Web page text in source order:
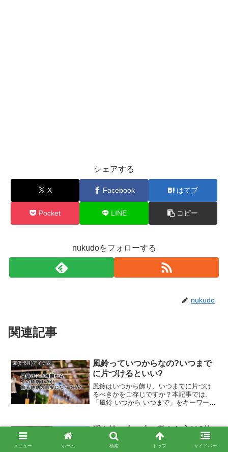
シェアする
X Facebook はてブ
Pocket LINE コピー
nukudoをフォローする
nukudo
関連記事
夏(6~8月)アイテム
風鈴っていつからなの?いつまで
に片づけるといい?
風鈴はいつから飾り、いつまでに片づけ
るべきかをご存じですか？本記事では、
「風鈴 いつから いつまで」をキーワード
す。梅雨明けからお盆明けまでの目安
や、片付けに適した時期も紹介。季節感
を大切にするためのヒントが満載です。
浮き輪の中の水の乾かし方は?抜
き方はこの4ステップ!
メニュー ホーム 検索 トップ サイドバー